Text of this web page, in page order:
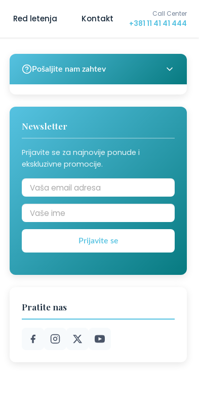
Red letenja Kontakt Call Center
+381 11 41 41 444
Pošaljite nam zahtev
Newsletter
Prijavite se za najnovije ponude i
ekskluzivne promocije.
Prijavite se
Pratite nas